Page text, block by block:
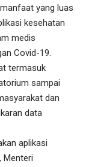
yang luas
kesehatan
medis
Covid-19.
termasuk
sampai
dan
data
aplikasi
Menteri